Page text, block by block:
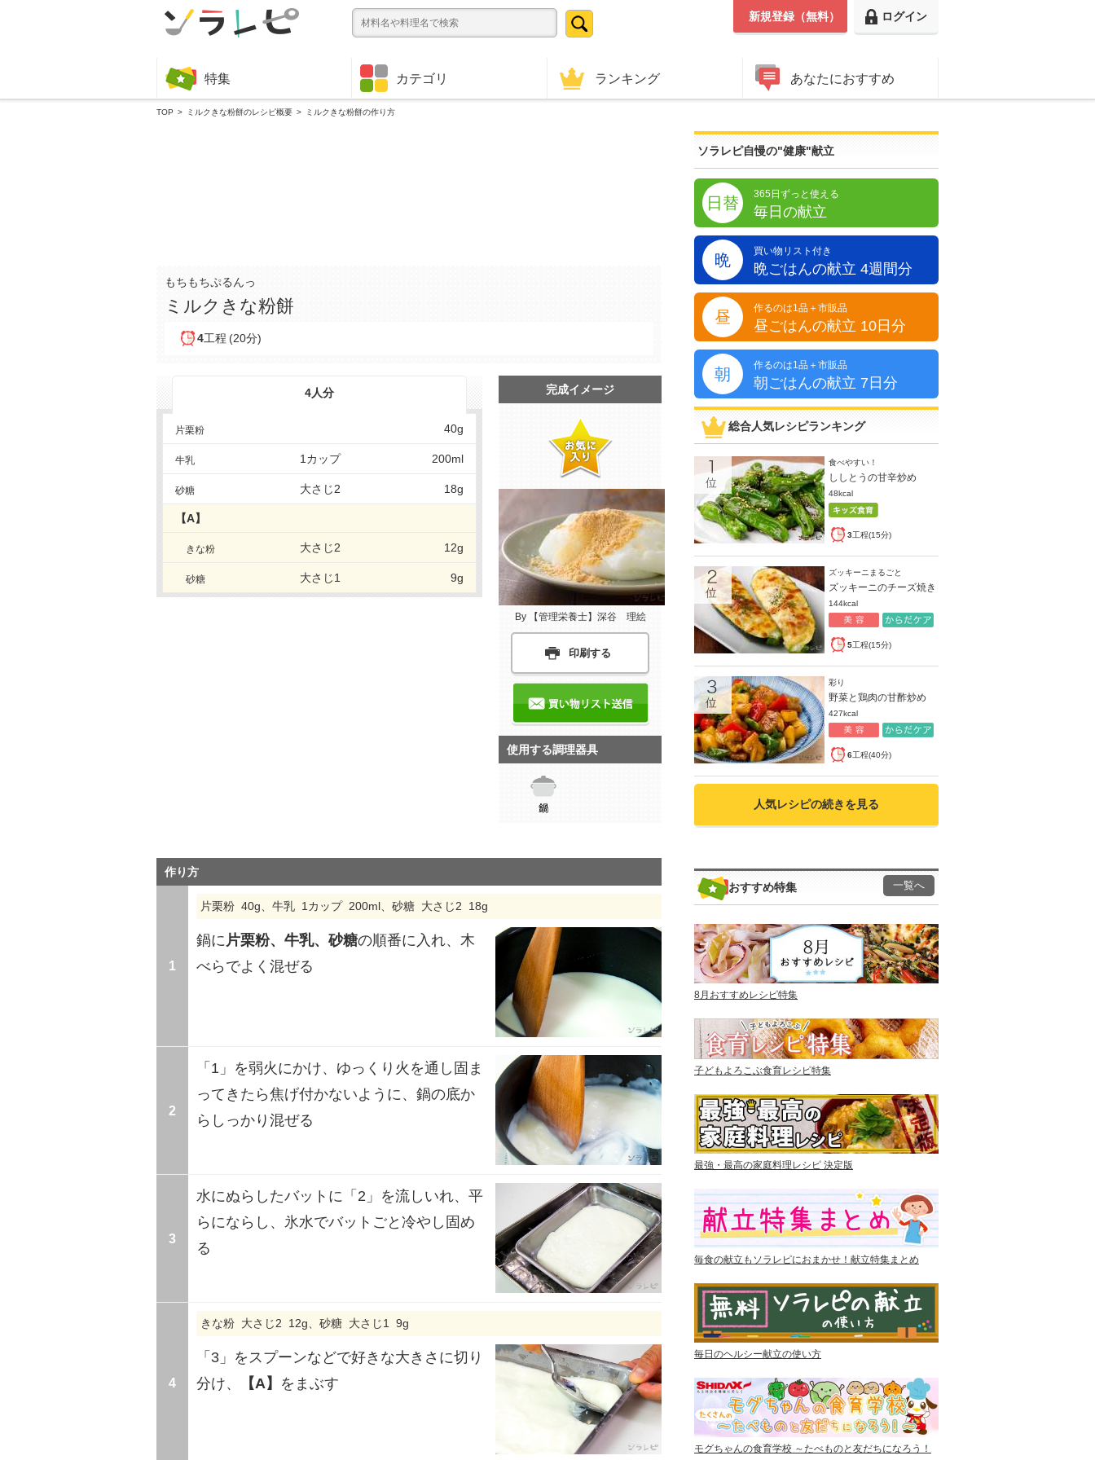
ログイン
新規登録（無料）
特集 カテゴリ ランキング あなたにおすすめ
TOP ミルクきな粉餅のレシピ概要 ミルクきな粉餅の作り方
もちもちぷるんっ
ミルクきな粉餅
4工程 (20分)
4人分
片栗粉 40g
牛乳 1カップ 200ml
砂糖 大さじ2 18g
【A】
きな粉 大さじ2 12g
砂糖 大さじ1 9g
完成イメージ
By 【管理栄養士】深谷 理絵
印刷する
使用する調理器具
作り方
1
片栗粉 40g、牛乳 1カップ 200ml、砂糖 大さじ2 18g
鍋に 片栗粉、牛乳、砂糖の順番に入れ、木
べらでよく混ぜる
2
「1」を弱火にかけ、ゆっくり火を通し固ま
ってきたら焦げ付かないように、鍋の底か
らしっかり混ぜる
3
水にぬらしたバットに「2」を流しいれ、平
らにならし、氷水でバットごと冷やし固め
る
4
きな粉 大さじ2 12g、砂糖 大さじ1 9g
「3」をスプーンなどで好きな大きさに切り
分け、
【A】 をまぶす
ソラレピ自慢の"健康"献立
日替 365日ずっと使える
毎日の献立
晩 買い物リスト付き
晩ごはんの献立 4週間分
昼 作るのは1品＋市販品
昼ごはんの献立 10日分
朝 作るのは1品＋市販品
朝ごはんの献立 7日分
総合人気レシピランキング
食べやすい！
ししとうの甘辛炒め
48kcal
3工程(15分)
ズッキーニまるごと
ズッキーニのチーズ焼き
144kcal
5工程(15分)
彩り
野菜と鶏肉の甘酢炒め
427kcal
6工程(40分)
人気レシピの続きを見る
おすすめ特集 一覧へ
8月おすすめレシピ特集
子どもよろこぶ食育レシピ特集
最強・最高の家庭料理レシピ 決定版
毎食の献立もソラレピにおまかせ！献立特集まとめ
毎日のヘルシー献立の使い方
モグちゃんの食育学校 ～たべものと友だちになろう！